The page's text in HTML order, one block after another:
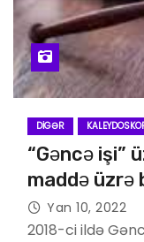
DIGƏR
“Gəncə işi”
maddə üzrə
Yan 10, 2022
2018-ci ildə